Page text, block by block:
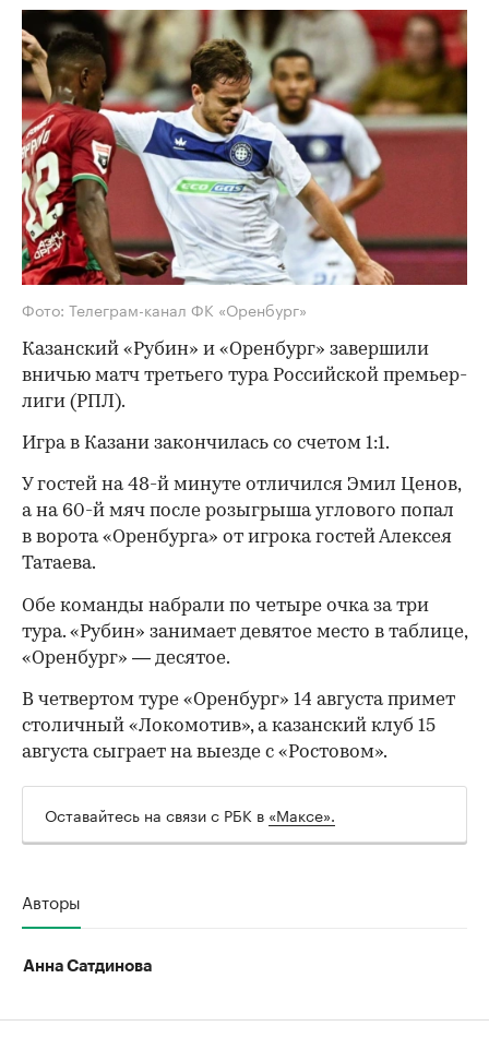
Фото: Телеграм-канал ФК «Оренбург»
Казанский «Рубин» и «Оренбург» завершили
вничью матч третьего тура Российской премьер-
лиги (РПЛ).
Игра в Казани закончилась со счетом 1:1.
У гостей на 48-й минуте отличился Эмил Ценов,
а на 60-й мяч после розыгрыша углового попал
в ворота «Оренбурга» от игрока гостей Алексея
Татаева.
00:00 / 00:00
Обе команды набрали по четыре очка за три
тура. «Рубин» занимает девятое место в таблице,
«Оренбург» — десятое.
В четвертом туре «Оренбург» 14 августа примет
столичный «Локомотив», а казанский клуб 15
августа сыграет на выезде с «Ростовом».
Оставайтесь на связи с РБК в «Максе».
Авторы
Анна Сатдинова